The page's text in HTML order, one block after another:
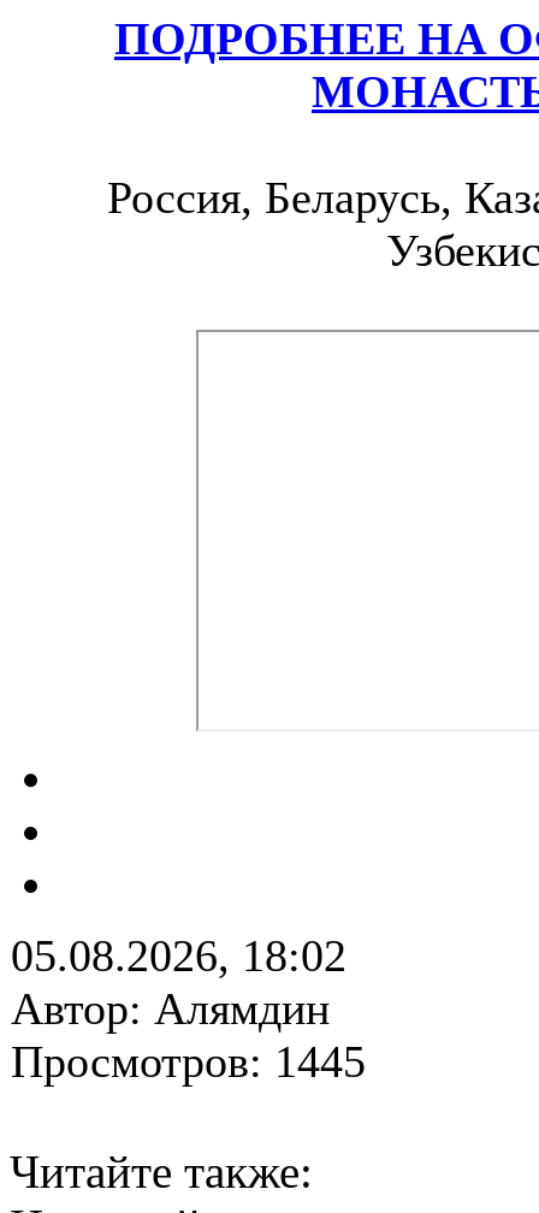
ПОДРОБНЕЕ НА
Россия, Беларусь,
05.08.2026, 18:02
Автор: Алямдин
Просмотров: 1445
Читайте также: